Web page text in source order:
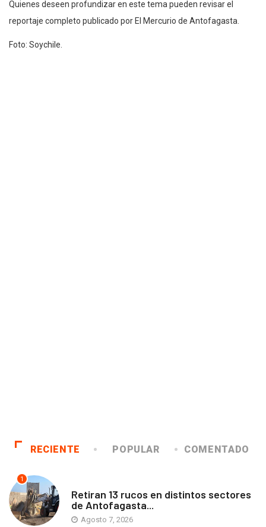
Quienes deseen profundizar en este tema pueden revisar el
reportaje completo publicado por El Mercurio de Antofagasta.
Foto: Soychile.
RECIENTE POPULAR COMENTADO
1
Retiran 13 rucos en distintos sectores
de Antofagasta...
Agosto 7, 2026